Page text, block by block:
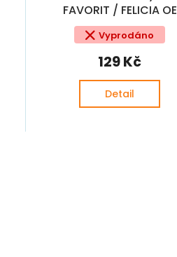
FAVORIT / FELICIA OE
Vyprodáno
129 Kč
Detail